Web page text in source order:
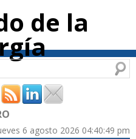
de la
6 agosto 2026 04:40:49 pm